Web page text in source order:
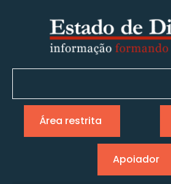
Área restrita
Apoiador